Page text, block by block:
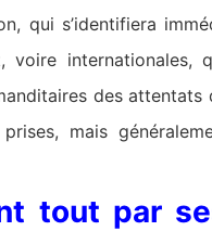
qui s’identifiera
internationales,
des
mais
tout par